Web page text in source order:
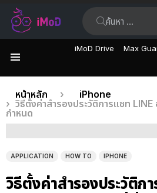
iMoD Drive Max
เรื่อง
ล่าสุด
คุณอยู่ที่นี่:
หน้าหลัก
iPhone
วิธีตั้งค่าสำรองประวัติการแชท
กำหนด
APPLICATION HOW TO IPHONE
วิธีตั้งค่าสำรองประวัติก